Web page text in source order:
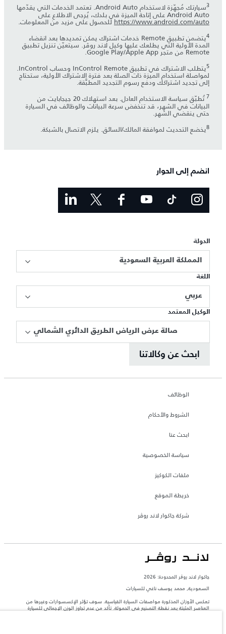
سيارتك مُجهّزة لاستخدام Android Auto. تعتمد الخدمات التي يقدّمها
Android Auto على إتاحة الميزة في بلدك، يُرجى الاطلاع على
https://www.android.com/autoللحصول على مزيد من المعلومات.
يتضمن تطبيق Remote خدمات اشتراك يمكن تمديدها بعد انقضاء
المدة الأولية التي يطلعك عليها وكيل لاند روڤر. سيتعيّن تنزيل تطبيق
Remote من متجر Apple App‏/Google Play.
يتطلب الاشتراك في تطبيق InControl Remote وحساب InControl.
لمواصلة استخدام الميزة ذات الصلة بعد فترة الاشتراك الأولية، ستحتاج
إلى تجديد اشتراكك ودفع رسوم التجديد المطبَّقة.
تُطبّق سياسة الاستخدام العادل. بعد استهلاك 20 جيجابايت من
البيانات في الشهر، قد تنخفض سرعة البيانات والوظائف في السيارة
حتى ينقضي الشهر.
يخضع التحديث لموافقة المالك/السائق. يلزم الاتصال بالشبكة.
انضم إلى الحوار
الدولة
المملكة العربية السعودية
اللغة
عربي
الوكيل المعتمد
صالة عرض الرياض الطريق الدائري الشمالي
ابحث عن وكالاتنا
الوظائف
الشروط والأحكام
ابحث عنا
سياسة الخصوصية
ملفات الكوكيز
خريطة الموقع
شركة جاكوار لاند روڤر
جاكوار لاند روڨر المحدودة: 2026
السعودية, محمد يوسف ناغي للسيارات
تعكس الأوزان المذكورة مواصفات السيارة القياسية. سوف تؤثر الإكسسوارات وغيرها من
العناصر المثبتة بعد نقطة التصنيع في الحمولة. تأكد من عدم تجاوز الوزن الإجمالي للسيارة